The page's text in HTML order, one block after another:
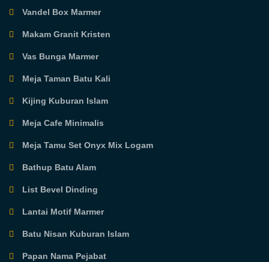
Vandel Box Marmer
Makam Granit Kristen
Vas Bunga Marmer
Meja Taman Batu Kali
Kijing Kuburan Islam
Meja Cafe Minimalis
Meja Tamu Set Onyx Mix Logam
Bathup Batu Alam
List Bevel Dinding
Lantai Motif Marmer
Batu Nisan Kuburan Islam
Papan Nama Pejabat